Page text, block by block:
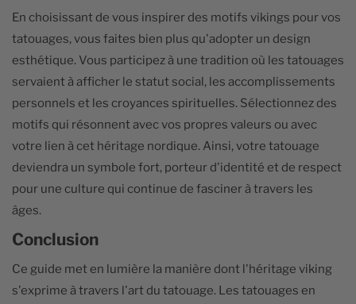
En choisissant de vous inspirer des motifs vikings pour vos
tatouages, vous faites bien plus qu'adopter un design
esthétique. Vous participez à une tradition où les tatouages
servaient à afficher le statut social, les accomplissements
personnels et les croyances spirituelles. Sélectionnez des
motifs qui résonnent avec vos propres valeurs ou avec
votre lien à cet héritage nordique. Ainsi, votre tatouage
deviendra un symbole fort, porteur d'identité et de respect
pour une culture qui continue de fasciner à travers les
âges.
Conclusion
Ce guide met en lumière la manière dont l'héritage viking
s'exprime à travers l'art du tatouage. Les tatouages en